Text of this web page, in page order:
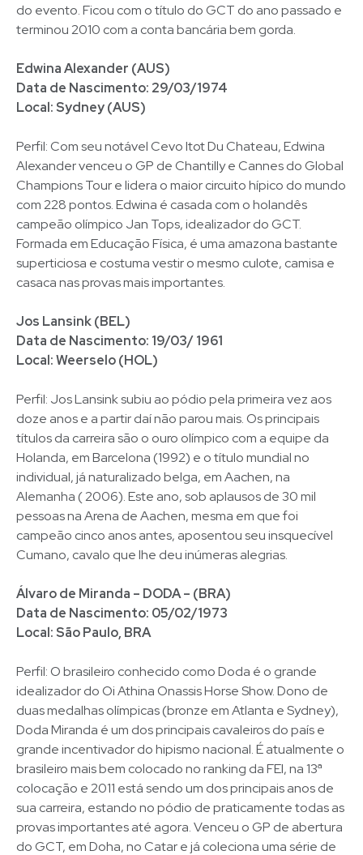
do evento. Ficou com o título do GCT do ano passado e
terminou 2010 com a conta bancária bem gorda.
Edwina Alexander (AUS)
Data de Nascimento: 29/03/1974
Local: Sydney (AUS)
Perfil: Com seu notável Cevo Itot Du Chateau, Edwina
Alexander venceu o GP de Chantilly e Cannes do Global
Champions Tour e lidera o maior circuito hípico do mundo
com 228 pontos. Edwina é casada com o holandês
campeão olímpico Jan Tops, idealizador do GCT.
Formada em Educação Física, é uma amazona bastante
superticiosa e costuma vestir o mesmo culote, camisa e
casaca nas provas mais importantes.
Jos Lansink (BEL)
Data de Nascimento: 19/03/ 1961
Local: Weerselo (HOL)
Perfil: Jos Lansink subiu ao pódio pela primeira vez aos
doze anos e a partir daí não parou mais. Os principais
títulos da carreira são o ouro olímpico com a equipe da
Holanda, em Barcelona (1992) e o título mundial no
individual, já naturalizado belga, em Aachen, na
Alemanha ( 2006). Este ano, sob aplausos de 30 mil
pessoas na Arena de Aachen, mesma em que foi
campeão cinco anos antes, aposentou seu insquecível
Cumano, cavalo que lhe deu inúmeras alegrias.
Álvaro de Miranda – DODA – (BRA)
Data de Nascimento: 05/02/1973
Local: São Paulo, BRA
Perfil: O brasileiro conhecido como Doda é o grande
idealizador do Oi Athina Onassis Horse Show. Dono de
duas medalhas olímpicas (bronze em Atlanta e Sydney),
Doda Miranda é um dos principais cavaleiros do país e
grande incentivador do hipismo nacional. É atualmente o
brasileiro mais bem colocado no ranking da FEI, na 13ª
colocação e 2011 está sendo um dos principais anos de
sua carreira, estando no pódio de praticamente todas as
provas importantes até agora. Venceu o GP de abertura
do GCT, em Doha, no Catar e já coleciona uma série de